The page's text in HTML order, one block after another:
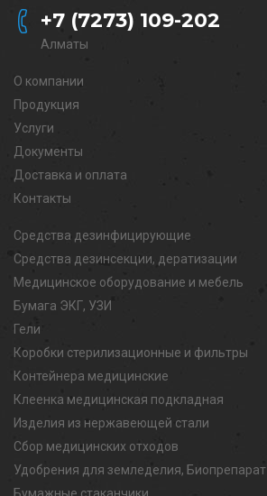
+7 (7273) 109-202
Алматы
О компании
Продукция
Услуги
Документы
Доставка и оплата
Контакты
Средства дезинфицирующие
Средства дезинсекции, дератизации
Медицинское оборудование и мебель
Бумага ЭКГ, УЗИ
Гели
Коробки стерилизационные и фильтры
Контейнера медицинские
Клеенка медицинская подкладная
Изделия из нержавеющей стали
Сбор медицинских отходов
Удобрения для земледелия, Биопрепарат